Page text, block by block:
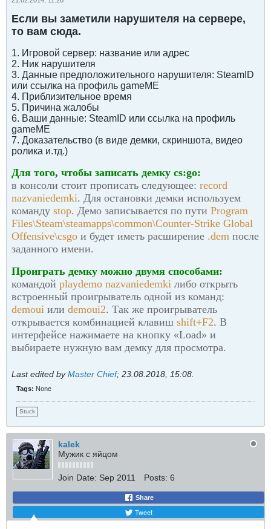
Если вы заметили нарушителя на сервере,
то вам сюда.
1. Игровой сервер: название или адрес
2. Ник нарушителя
3. Данные предположительного нарушителя: SteamID
или ссылка на профиль gameME
4. Приблизительное время
5. Причина жалобы
6. Ваши данные: SteamID или ссылка на профиль
gameME
7. Доказательство (в виде демки, скриншота, видео
ролика и.тд.)
Для того, чтобы записать демку cs:go:
в консоли стоит прописать следующее: record
nazvaniedemki. Для остановки демки используем
команду stop. Демо записывается по пути Program
Files\Steam\steamapps\common\Counter-Strike Global
Offensive\csgo и будет иметь расширение .dem после
заданного имени.
Проиграть демку можно двумя способами:
командой playdemo nazvaniedemki либо открыть
встроенный проигрыватель одной из команд:
demoui или demoui2. Так же проигрыватель
открывается комбинацией клавиш shift+F2. В
интерфейсе нажимаете на кнопку «Load» и
выбираете нужную вам демку для просмотра.
Last edited byMaster Chief; 23.08.2018, 15:08
Tags: None
Stuck
kalek
Мужик с яйцом
Join Date: Sep 2011 Posts: 6
Share
Tweet